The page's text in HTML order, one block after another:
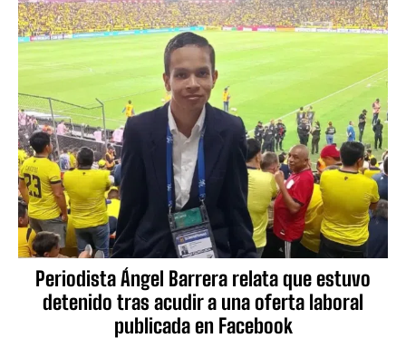
Periodista Ángel Barrera relata que estuvo
detenido tras acudir a una oferta laboral
publicada en Facebook